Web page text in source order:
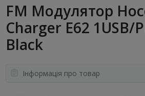
FM Модулятор
Charger E62 1USB/
Black
Інформація про товар